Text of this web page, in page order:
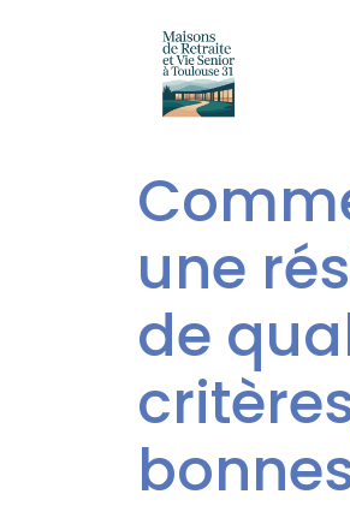
une
de